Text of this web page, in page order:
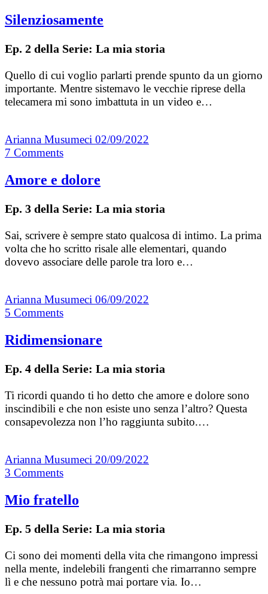
Silenziosamente
Ep. 2 della Serie: La mia storia
Quello di cui voglio parlarti prende spunto da un giorno
importante. Mentre sistemavo le vecchie riprese della
telecamera mi sono imbattuta in un video e…
Arianna Musumeci 02/09/2022
7 Comments
Amore e dolore
Ep. 3 della Serie: La mia storia
Sai, scrivere è sempre stato qualcosa di intimo. La prima
volta che ho scritto risale alle elementari, quando
dovevo associare delle parole tra loro e…
Arianna Musumeci 06/09/2022
5 Comments
Ridimensionare
Ep. 4 della Serie: La mia storia
Ti ricordi quando ti ho detto che amore e dolore sono
inscindibili e che non esiste uno senza l’altro? Questa
consapevolezza non l’ho raggiunta subito.…
Arianna Musumeci 20/09/2022
3 Comments
Mio fratello
Ep. 5 della Serie: La mia storia
Ci sono dei momenti della vita che rimangono impressi
nella mente, indelebili frangenti che rimarranno sempre
lì e che nessuno potrà mai portare via. Io…